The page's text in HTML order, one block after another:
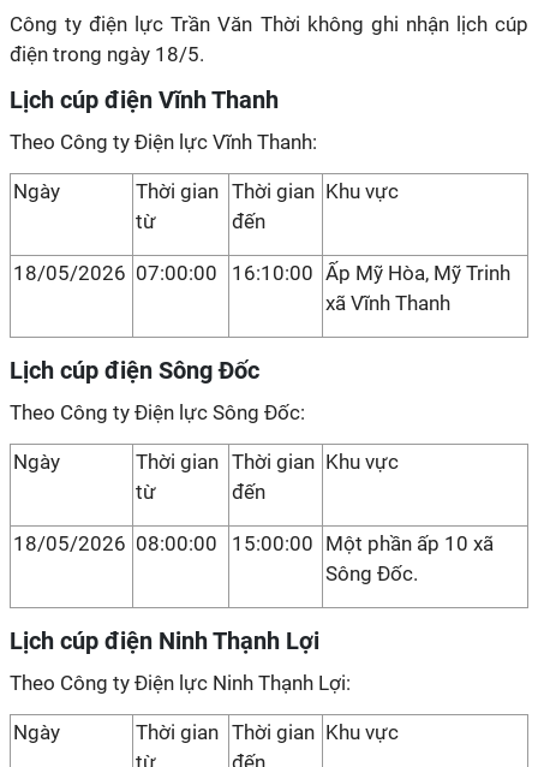
Công ty điện lực Trần Văn Thời không ghi nhận lịch cúp
điện trong ngày 18/5.
Lịch cúp điện Vĩnh Thanh
Theo Công ty Điện lực Vĩnh Thanh:
Ngày
Thời gian
từ
Thời gian
đến
Khu vực
18/05/2026 07:00:00 16:10:00 Ấp Mỹ Hòa, Mỹ Trinh
xã Vĩnh Thanh
Lịch cúp điện Sông Đốc
Theo Công ty Điện lực Sông Đốc:
Ngày
Thời gian
từ
Thời gian
đến
Khu vực
18/05/2026 08:00:00 15:00:00 Một phần ấp 10 xã
Sông Đốc.
Lịch cúp điện Ninh Thạnh Lợi
Theo Công ty Điện lực Ninh Thạnh Lợi:
Ngày
Thời gian
từ
Thời gian
đến
Khu vực